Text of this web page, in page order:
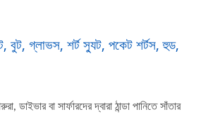
বুট, গ্লাভস, শর্ট স্যুট, পকেট শর্টস, হুড,
ডাইভার বা সার্ফারদের দ্বারা ঠান্ডা পানিতে সাঁতার